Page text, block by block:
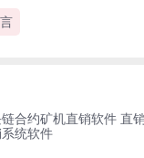
合约矿机直销软件 直
统软件